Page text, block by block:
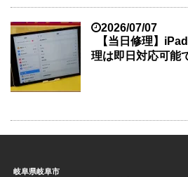
2026/07/07
【当日修理】
理は即日対応可能
岐阜県岐阜市